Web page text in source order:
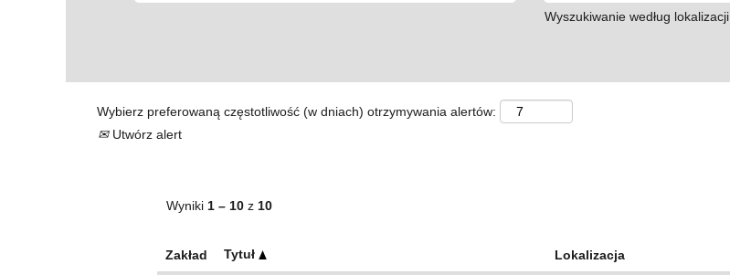
Wyszukiwanie według lokalizacji
Wybierz preferowaną częstotliwość (w dniach) otrzymywania alertów:
Utwórz alert
Wyniki 1 – 10 z 10
Zakład Tytuł Lokalizacja